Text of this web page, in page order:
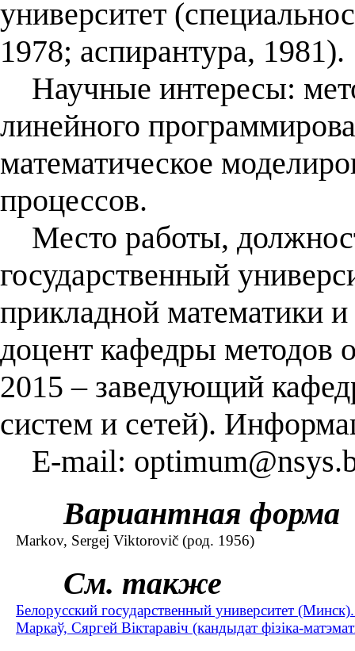
университет
1978; аспирантура, 1981).
Научные интересы:
линейного
математическое
процессов.
Место работы,
государственный
прикладной математики
доцент кафедры методов
2015 – заведующий
систем и сетей).
E-mail:
Вариантная форма
Markov, Sergej Viktorovič (род. 1956)
См. также
Белорусский государственный университет
Маркаў, Сяргей Віктаравiч (кандыдат фізіка-